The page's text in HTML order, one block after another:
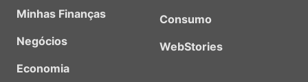
Minhas Finanças
Negócios
Economia
Consumo
WebStories